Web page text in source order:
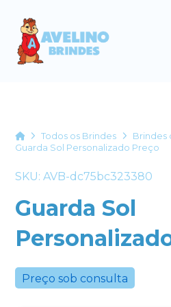
HomeTodos os Brindes
Brindes
Guarda Sol Personalizado Preço
SKU: AVB-dc75bc323380
Guarda Sol
Preço sob consulta
+55